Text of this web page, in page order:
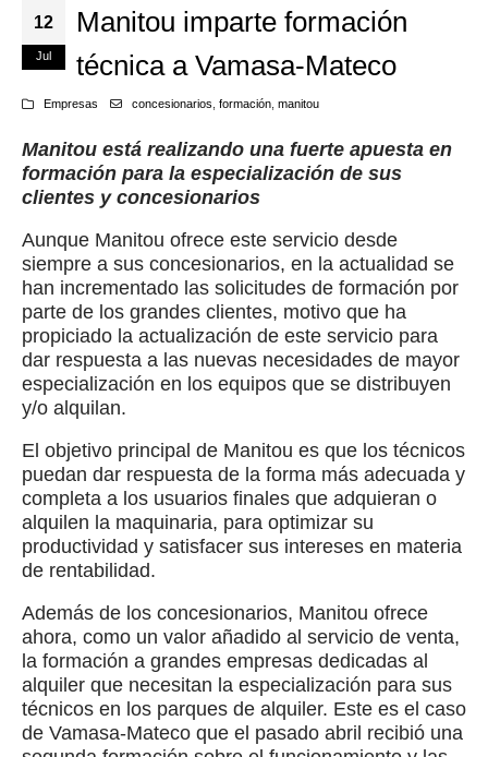
12
Jul
Manitou imparte formación
técnica a Vamasa-Mateco
Empresas concesionarios formación, manitou
Manitou está realizando una fuerte apuesta en
formación para la especialización de sus
clientes y concesionarios
Aunque Manitou ofrece este servicio desde
siempre a sus concesionarios, en la actualidad se
han incrementado las solicitudes de formación por
parte de los grandes clientes, motivo que ha
propiciado la actualización de este servicio para
dar respuesta a las nuevas necesidades de mayor
especialización en los equipos que se distribuyen
y/o alquilan.
El objetivo principal de Manitou es que los técnicos
puedan dar respuesta de la forma más adecuada y
completa a los usuarios finales que adquieran o
alquilen la maquinaria, para optimizar su
productividad y satisfacer sus intereses en materia
de rentabilidad.
Además de los concesionarios, Manitou ofrece
ahora, como un valor añadido al servicio de venta,
la formación a grandes empresas dedicadas al
alquiler que necesitan la especialización para sus
técnicos en los parques de alquiler. Este es el caso
de Vamasa-Mateco que el pasado abril recibió una